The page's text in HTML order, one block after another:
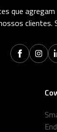
que
clientes.